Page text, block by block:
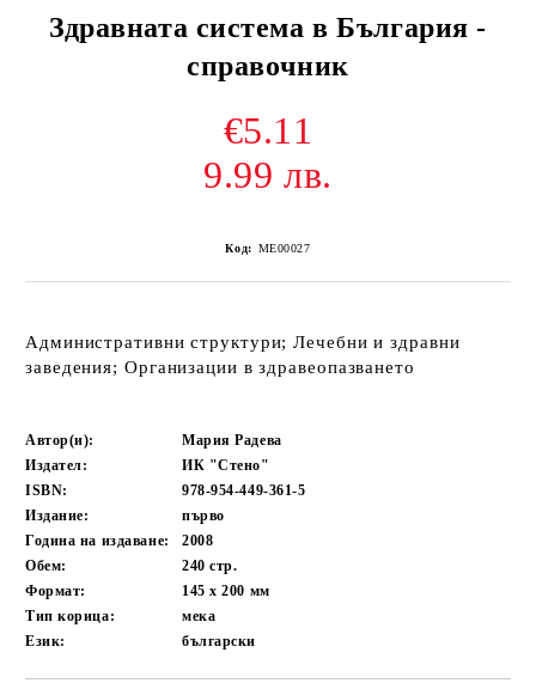
Здравната система в България -
справочник
€5.11
9.99 лв.
Код: ME00027
Административни структури; Лечебни и здравни
заведения; Организации в здравеопазването
Автор(и):
Мария Радева
Издател:
ИК "Стено"
ISBN:
978-954-449-361-5
Издание:
първо
Година на издаване:
2008
Обем:
240стр.
Формат:
145 x 200 мм
Тип корица:
мека
Език:
български